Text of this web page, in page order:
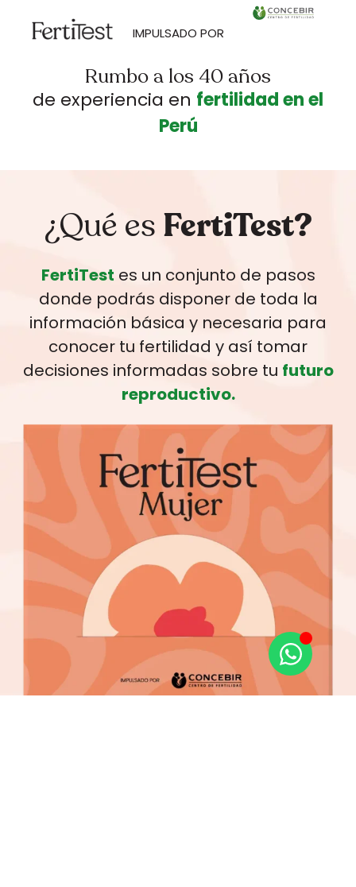
IMPULSADO POR
Rumbo a los 40 años
de experiencia en fertilidad en el
Perú
¿Qué es FertiTest?
FertiTest es un conjunto de pasos
donde podrás disponer de toda la
información básica y necesaria para
conocer tu fertilidad y así tomar
decisiones informadas sobre tu futuro
reproductivo.